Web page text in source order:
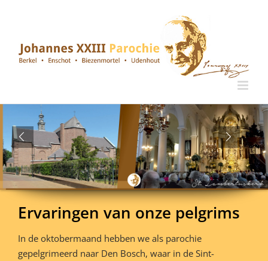
Ervaringen van onze pelgrims
In de oktobermaand hebben we als parochie
gepelgrimeerd naar Den Bosch, waar in de Sint-